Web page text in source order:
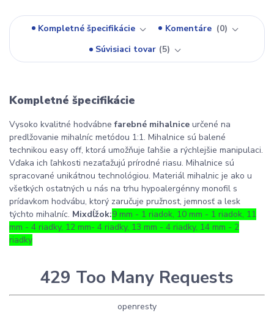
Kompletné špecifikácie Komentáre
0
Súvisiaci tovar 5
Kompletné špecifikácie
Vysoko kvalitné hodvábnefarebné mihalnice určené na
predlžovanie mihalníc metódou 1:1. Mihalnice sú balené
technikou easy off, ktorá umožňuje ľahšie a rýchlejšie manipulaci.
Vďaka ich ľahkosti nezaťažujú prírodné riasu. Mihalnice sú
spracované unikátnou technológiou. Materiál mihalnic je ako u
všetkých ostatných u nás na trhu hypoalergénny monofil s
prídavkom hodvábu, ktorý zaručuje pružnost, jemnosť a lesk
týchto mihalníc. Mixdĺžok:9 mm - 1 riadok, 10 mm - 1 riadok, 11
mm - 4 riadky, 12 mm- 4 riadky, 13 mm - 4 riadky, 14 mm - 2
riadky
429 Too Many Requests
openresty